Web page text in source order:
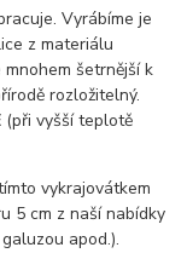
Vyrábíme je
z materiálu
šetrnější k
rozložitelný.
(při vyšší teplotě
vykrajovátkem
5 cm z naší nabídky
apod.).